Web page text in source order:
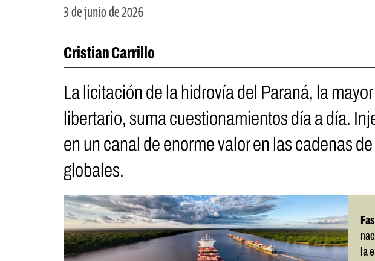
3 de junio de 2026
Cristian Carrillo
La licitación de la hidrovía del Paraná, la
libertario, suma cuestionamientos día a día.
en un canal de enorme valor en las cadenas
globales.
la